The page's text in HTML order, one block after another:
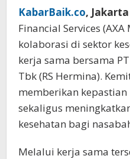
KabarBaik.co, Jakarta
Financial Services
kolaborasi di sektor
kerja sama bersama
Tbk (RS Hermina).
memberikan
sekaligus
kesehatan bagi
Melalui kerja sama